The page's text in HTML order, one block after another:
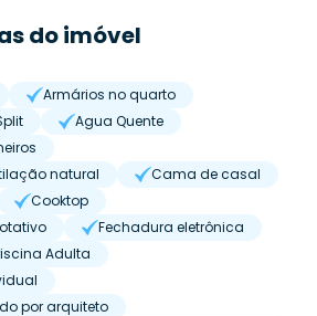
do imóvel
Armários no quarto
Agua Quente
natural
Cama de casal
Cooktop
Fechadura eletrônica
Adulta
por arquiteto